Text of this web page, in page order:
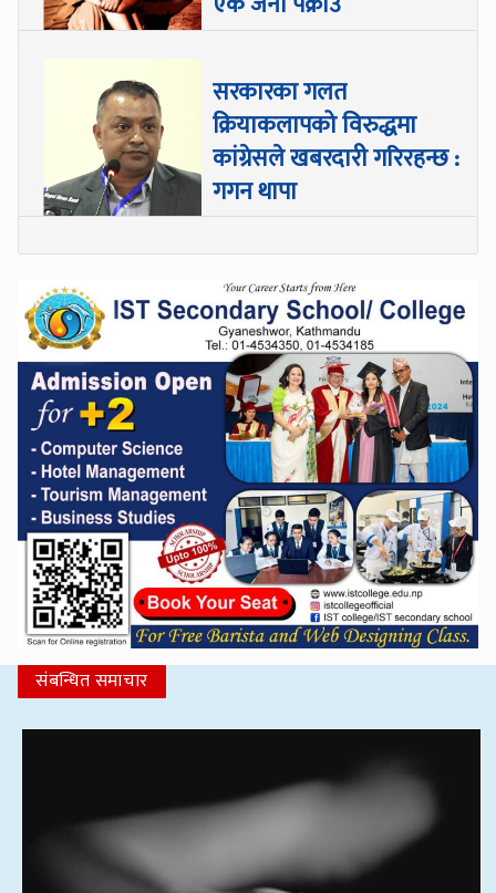
सरकारका गलत
क्रियाकलापको विरुद्धमा
कांग्रेसले खबरदारी गरिरहन्छ :
गगन थापा
संबन्धित समाचार